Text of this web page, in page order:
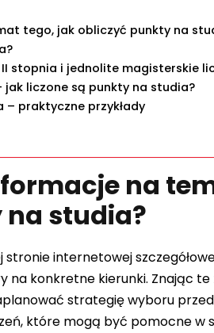
tego, jak obliczyć punkty na
stopnia i jednolite magisterskie
liczone są punkty na studia?
praktyczne przykłady
na
studia?
stronie internetowej
na konkretne kierunki. Znając
strategię wyboru
które mogą być pomocne w